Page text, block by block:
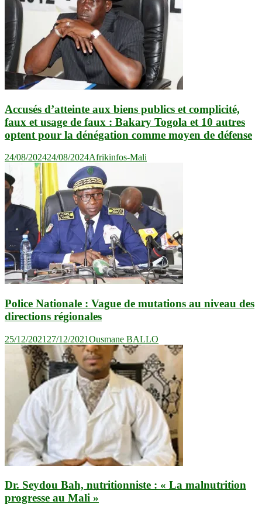
Accusés d’atteinte aux biens publics et complicité,
faux et usage de faux : Bakary Togola et 10 autres
optent pour la dénégation comme moyen de défense
24/08/202424/08/2024Afrikinfos-Mali
Police Nationale : Vague de mutations au niveau des
directions régionales
25/12/2021 27/12/2021Ousmane BALLO
Dr. Seydou Bah, nutritionniste : « La malnutrition
progresse au Mali »